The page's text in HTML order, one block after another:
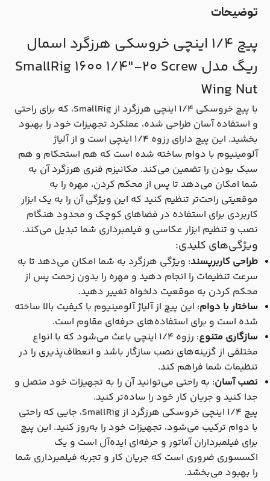
توضیحات
پیچ 1/4 اینچی خروسکی هرزگرد اسمال
ریگ مدل SmallRig 1600 1/4″-20 Screw
Wing Nut
با پیچ خروسکی 1/4 اینچی هرزگرد از SmallRig، که برای راحتی
و استفاده آسان طراحی شده، عملکرد تجهیزات خود را بهبود
بخشید. این پیچ دارای رزوه 1/4 اینچی است و از آلیاژ
آلومینیوم با دوام ساخته شده است که هم استحکام و هم
سبک بودن را تضمین می‌کند. مکانیزم فنری هرزگرد آن به
شما امکان می‌دهد تا پس از محکم کردن، مهره را به
موقعیتی راحت‌تر تنظیم کنید که این ویژگی آن را به یک ابزار
کاربردی برای استفاده در فضاهای کوچک و محدود هنگام
نصب و تنظیم ابزار عکاسی و فیلمبرداری شما تبدیل می‌کند.
ویژگی‌های کلیدی:
طراحی کاربرپسند: ویژگی هرزگرد به شما امکان می‌دهد تا به
سرعت تنظیمات را انجام دهید و مهره را بدون زحمت پس از
محکم کردن به موقعیت دلخواه تغییر دهید.
ساختار با دوام: این پیچ از آلیاژ آلومینیوم با کیفیت بالا ساخته
شده است و برای استفاده‌های حرفه‌ای مقاوم است.
سازگاری متنوع
: رزوه 1/4 اینچی باعث می‌شود که با انواع
مختلفی از گزینه‌های نصب سازگار باشد و انعطاف‌پذیری را در
تنظیمات شما فراهم کند.
نصب آسان: به راحتی می‌توانید آن را به تجهیزات خود متصل و
جدا کنید و جریان کار خود را ساده‌تر کنید.
پیچ 1/4 اینچی خروسکی هرزگرد از SmallRig، جایی که راحتی
با دوام ترکیب می‌شود، تجهیزات خود را به‌روز کنید. این پیچ
برای فیلمبرداران آماتور و حرفه‌ای ایده‌آل است و یک
اکسسوری ضروری است که جریان کار و تجربه فیلمبرداری شما
را بهبود می‌بخشد.